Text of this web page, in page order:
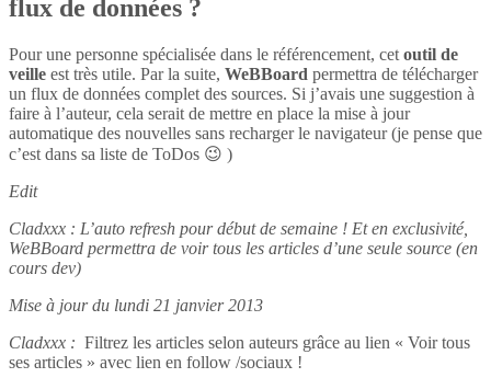
flux de données ?
Pour une personne spécialisée dans le référencement, cet outil de
veille est très utile. Par la suite, WeBBoard permettra de télécharger
un flux de données complet des sources. Si j’avais une suggestion à
faire à l’auteur, cela serait de mettre en place la mise à jour
automatique des nouvelles sans recharger le navigateur (je pense que
c’est dans sa liste de ToDos 😉 )
Edit
Cladxxx : L’auto refresh pour début de semaine ! Et en exclusivité,
WeBBoard permettra de voir tous les articles d’une seule source (en
cours dev)
Mise à jour du lundi 21 janvier 2013
Cladxxx : Filtrez les articles selon auteurs grâce au lien « Voir tous
ses articles » avec lien en follow /sociaux !